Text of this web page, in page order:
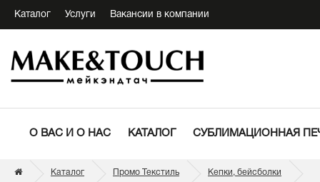
Каталог Услуги Вакансии в компании
О ВАС И О НАС КАТАЛОГ СУБЛИМАЦИОННАЯ
Каталог Промо Текстиль Кепки, бейсболки